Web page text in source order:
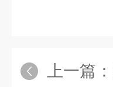
上一篇：